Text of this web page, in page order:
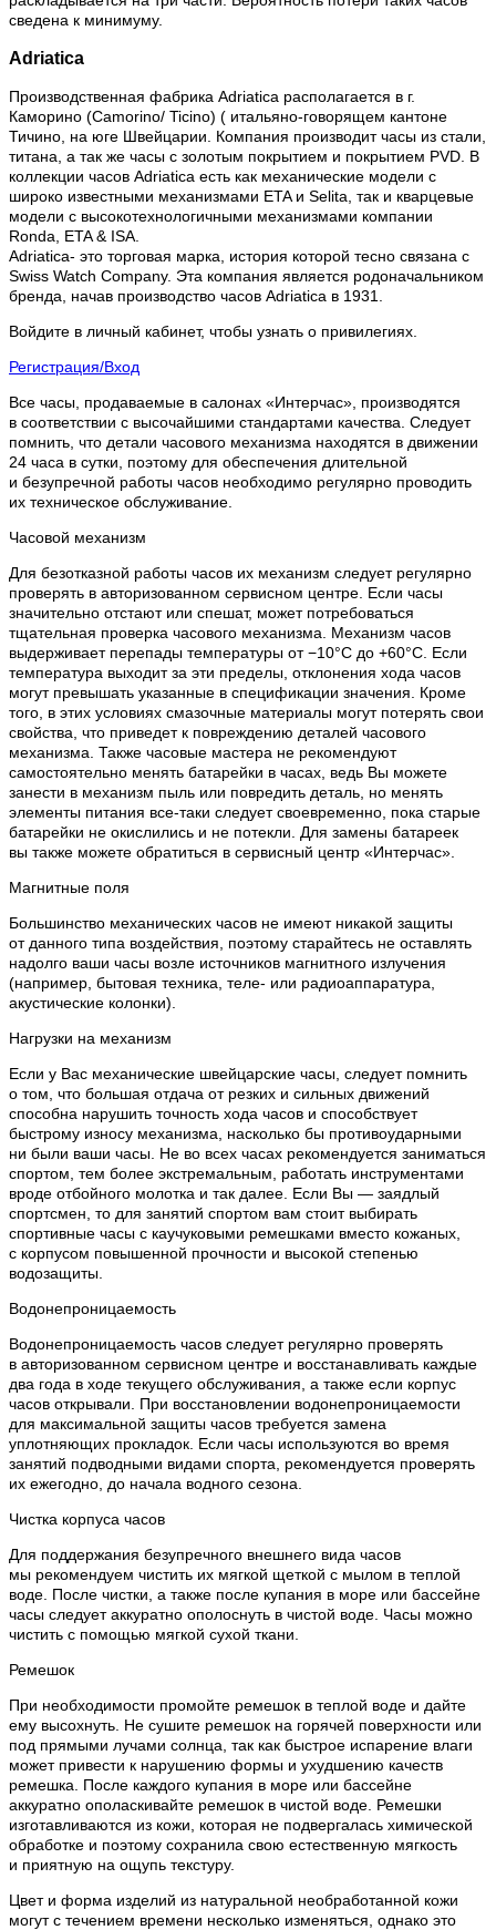
сведена к минимуму.
Adriatica
Производственная фабрика Adriatica располагается в г.
Каморино (Camorino/ Ticino) ( итальяно-говорящем кантоне
Тичино, на юге Швейцарии. Компания производит часы из стали,
титана, а так же часы с золотым покрытием и покрытием PVD. В
коллекции часов Adriatica есть как механические модели с
широко известными механизмами ETA и Selita, так и кварцевые
модели с высокотехнологичными механизмами компании
Ronda, ETA & ISA.
Adriatica- это торговая марка, история которой тесно связана с
Swiss Watch Company. Эта компания является родоначальником
бренда, начав производство часов Adriatica в 1931.
Войдите в личный кабинет, чтобы узнать о привилегиях.
Регистрация/Вход
Все часы, продаваемые в салонах «Интерчас», производятся
в соответствии с высочайшими стандартами качества. Следует
помнить, что детали часового механизма находятся в движении
24 часа в сутки, поэтому для обеспечения длительной
и безупречной работы часов необходимо регулярно проводить
их техническое обслуживание.
Часовой механизм
Для безотказной работы часов их механизм следует регулярно
проверять в авторизованном сервисном центре. Если часы
значительно отстают или спешат, может потребоваться
тщательная проверка часового механизма. Механизм часов
выдерживает перепады температуры от −10°C до +60°C. Если
температура выходит за эти пределы, отклонения хода часов
могут превышать указанные в спецификации значения. Кроме
того, в этих условиях смазочные материалы могут потерять свои
свойства, что приведет к повреждению деталей часового
механизма. Также часовые мастера не рекомендуют
самостоятельно менять батарейки в часах, ведь Вы можете
занести в механизм пыль или повредить деталь, но менять
элементы питания все-таки следует своевременно, пока старые
батарейки не окислились и не потекли. Для замены батареек
вы также можете обратиться в сервисный центр «Интерчас».
Магнитные поля
Большинство механических часов не имеют никакой защиты
от данного типа воздействия, поэтому старайтесь не оставлять
надолго ваши часы возле источников магнитного излучения
(например, бытовая техника, теле- или радиоаппаратура,
акустические колонки).
Нагрузки на механизм
Если у Вас механические швейцарские часы, следует помнить
о том, что большая отдача от резких и сильных движений
способна нарушить точность хода часов и способствует
быстрому износу механизма, насколько бы противоударными
ни были ваши часы. Не во всех часах рекомендуется заниматься
спортом, тем более экстремальным, работать инструментами
вроде отбойного молотка и так далее. Если Вы — заядлый
спортсмен, то для занятий спортом вам стоит выбирать
спортивные часы с каучуковыми ремешками вместо кожаных,
с корпусом повышенной прочности и высокой степенью
водозащиты.
Водонепроницаемость
Водонепроницаемость часов следует регулярно проверять
в авторизованном сервисном центре и восстанавливать каждые
два года в ходе текущего обслуживания, а также если корпус
часов открывали. При восстановлении водонепроницаемости
для максимальной защиты часов требуется замена
уплотняющих прокладок. Если часы используются во время
занятий подводными видами спорта, рекомендуется проверять
их ежегодно, до начала водного сезона.
Чистка корпуса часов
Для поддержания безупречного внешнего вида часов
мы рекомендуем чистить их мягкой щеткой с мылом в теплой
воде. После чистки, а также после купания в море или бассейне
часы следует аккуратно ополоснуть в чистой воде. Часы можно
чистить с помощью мягкой сухой ткани.
Ремешок
При необходимости промойте ремешок в теплой воде и дайте
ему высохнуть. Не сушите ремешок на горячей поверхности или
под прямыми лучами солнца, так как быстрое испарение влаги
может привести к нарушению формы и ухудшению качеств
ремешка. После каждого купания в море или бассейне
аккуратно ополаскивайте ремешок в чистой воде. Ремешки
изготавливаются из кожи, которая не подвергалась химической
обработке и поэтому сохранила свою естественную мягкость
и приятную на ощупь текстуру.
Цвет и форма изделий из натуральной необработанной кожи
могут с течением времени несколько изменяться, однако это